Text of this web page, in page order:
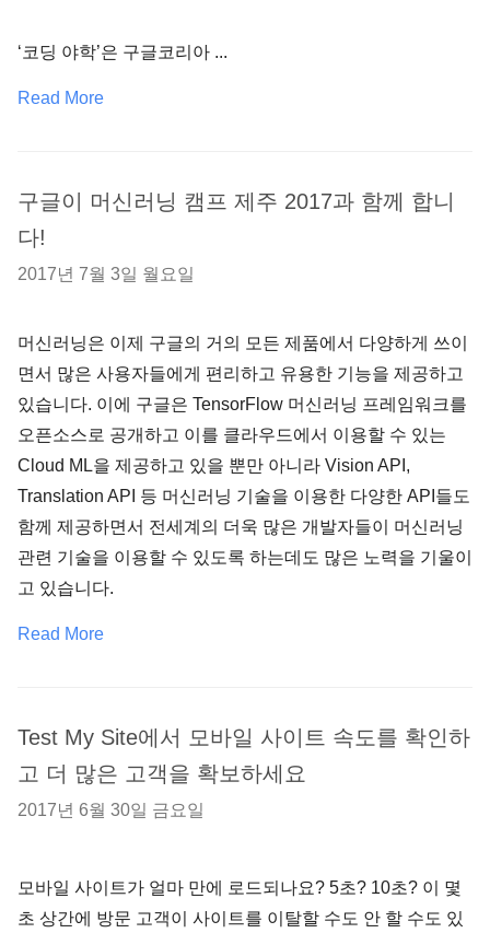
‘코딩 야학’은 구글코리아 ...
Read More
구글이 머신러닝 캠프 제주 2017과 함께 합니
다!
2017년 7월 3일 월요일
머신러닝은 이제 구글의 거의 모든 제품에서 다양하게 쓰이
면서 많은 사용자들에게 편리하고 유용한 기능을 제공하고
있습니다. 이에 구글은 TensorFlow 머신러닝 프레임워크를
오픈소스로 공개하고 이를 클라우드에서 이용할 수 있는
Cloud ML을 제공하고 있을 뿐만 아니라 Vision API,
Translation API 등 머신러닝 기술을 이용한 다양한 API들도
함께 제공하면서 전세계의 더욱 많은 개발자들이 머신러닝
관련 기술을 이용할 수 있도록 하는데도 많은 노력을 기울이
고 있습니다.
Read More
Test My Site에서 모바일 사이트 속도를 확인하
고 더 많은 고객을 확보하세요
2017년 6월 30일 금요일
모바일 사이트가 얼마 만에 로드되나요? 5초? 10초? 이 몇
초 상간에 방문 고객이 사이트를 이탈할 수도 안 할 수도 있